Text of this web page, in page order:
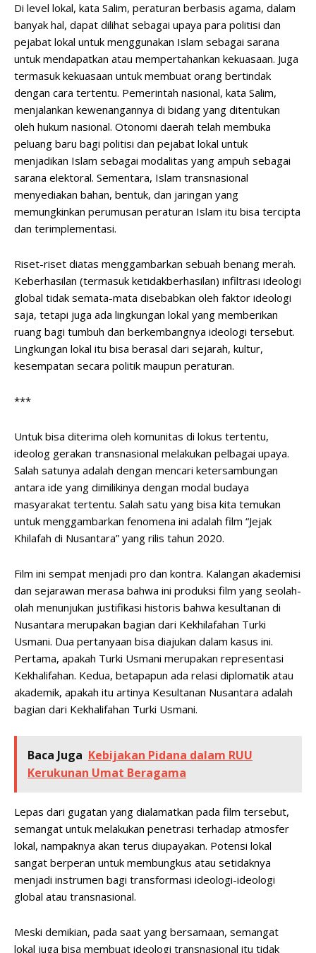
Di level lokal, kata Salim, peraturan berbasis agama, dalam
banyak hal, dapat dilihat sebagai upaya para politisi dan
pejabat lokal untuk menggunakan Islam sebagai sarana
untuk mendapatkan atau mempertahankan kekuasaan. Juga
termasuk kekuasaan untuk membuat orang bertindak
dengan cara tertentu. Pemerintah nasional, kata Salim,
menjalankan kewenangannya di bidang yang ditentukan
oleh hukum nasional. Otonomi daerah telah membuka
peluang baru bagi politisi dan pejabat lokal untuk
menjadikan Islam sebagai modalitas yang ampuh sebagai
sarana elektoral. Sementara, Islam transnasional
menyediakan bahan, bentuk, dan jaringan yang
memungkinkan perumusan peraturan Islam itu bisa tercipta
dan terimplementasi.
Riset-riset diatas menggambarkan sebuah benang merah.
Keberhasilan (termasuk ketidakberhasilan) infiltrasi ideologi
global tidak semata-mata disebabkan oleh faktor ideologi
saja, tetapi juga ada lingkungan lokal yang memberikan
ruang bagi tumbuh dan berkembangnya ideologi tersebut.
Lingkungan lokal itu bisa berasal dari sejarah, kultur,
kesempatan secara politik maupun peraturan.
***
Untuk bisa diterima oleh komunitas di lokus tertentu,
ideolog gerakan transnasional melakukan pelbagai upaya.
Salah satunya adalah dengan mencari ketersambungan
antara ide yang dimilikinya dengan modal budaya
masyarakat tertentu. Salah satu yang bisa kita temukan
untuk menggambarkan fenomena ini adalah film “Jejak
Khilafah di Nusantara” yang rilis tahun 2020.
Film ini sempat menjadi pro dan kontra. Kalangan akademisi
dan sejarawan merasa bahwa ini produksi film yang seolah-
olah menunjukan justifikasi historis bahwa kesultanan di
Nusantara merupakan bagian dari Kekhilafahan Turki
Usmani. Dua pertanyaan bisa diajukan dalam kasus ini.
Pertama, apakah Turki Usmani merupakan representasi
Kekhalifahan. Kedua, betapapun ada relasi diplomatik atau
akademik, apakah itu artinya Kesultanan Nusantara adalah
bagian dari Kekhalifahan Turki Usmani.
Baca Juga Kebijakan Pidana dalam RUU
Kerukunan Umat Beragama
Lepas dari gugatan yang dialamatkan pada film tersebut,
semangat untuk melakukan penetrasi terhadap atmosfer
lokal, nampaknya akan terus diupayakan. Potensi lokal
sangat berperan untuk membungkus atau setidaknya
menjadi instrumen bagi transformasi ideologi-ideologi
global atau transnasional.
Meski demikian, pada saat yang bersamaan, semangat
lokal juga bisa membuat ideologi transnasional itu tidak